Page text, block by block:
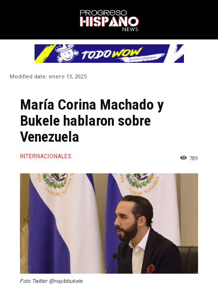
Modified date: enero 13, 2025
María Corina Machado y
Bukele hablaron sobre
Venezuela
INTERNACIONALES 789
Foto Twitter @nayibbukele